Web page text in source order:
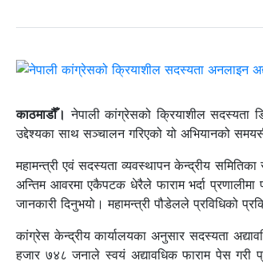
काठमाडौँ। नेपाली कांग्रेसको क्रियाशील सदस्यता
उद्देश्यका साथ सञ्चालन गरिएको यो अभियानको
महामन्त्री एवं सदस्यता व्यवस्थापन केन्द्रीय
अन्तिम आवरमा एकैपटक धेरैले फाराम भर्दा
जानकारी दिनुभयो। महामन्त्री पौडेलले प्रविधिको
कांग्रेस केन्द्रीय कार्यालयका अनुसार सदस्यता
हजार ७४८ जनाले स्वयं अद्यावधिक फाराम पेस गरी